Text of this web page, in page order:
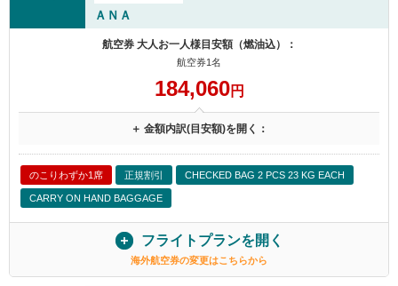
ＡＮＡ
航空券 大人お一人様目安額（燃油込）：
航空券1名
184,060円
＋ 金額内訳(目安額)を開く：
のこりわずか1席 正規割引 CHECKED BAG 2 PCS 23 KG EACH
CARRY ON HAND BAGGAGE
フライトプランを開く
海外航空券の変更はこちらから